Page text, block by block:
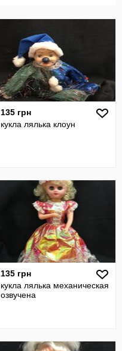
135 грн
кукла лялька клоун
135 грн
кукла лялька механическая
озвучена